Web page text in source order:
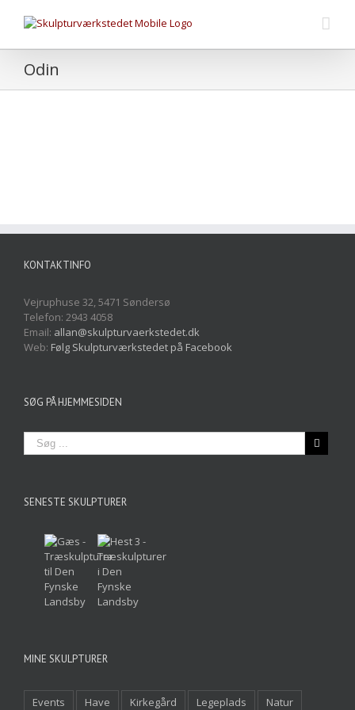
Odin
KONTAKTINFO
Vejruphuse 32, 5471 Søndersø
Telefon: 2943 4058
Email: allan@skulpturvaerkstedet.dk
Web: Følg Skulpturværkstedet på Facebook
SØG PÅ HJEMMESIDEN
SENESTE SKULPTURER
MINE SKULPTURER
Events Have Kirkegård Legeplads Natur